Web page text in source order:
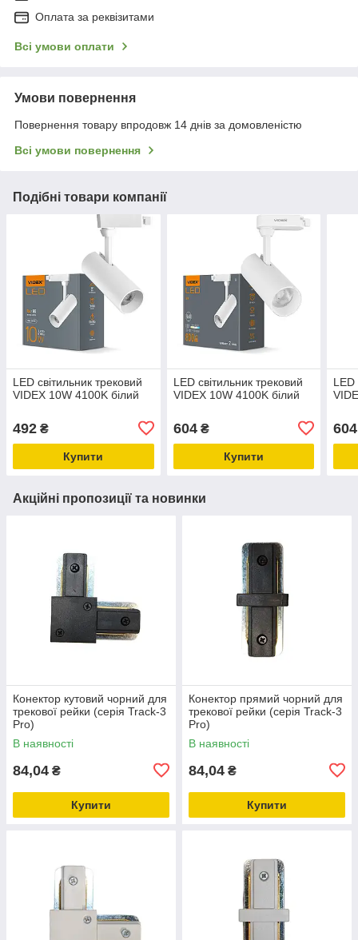
Оплата за реквізитами
Всі умови оплати
Умови повернення
Повернення товару впродовж 14 днів за домовленістю
Всі умови повернення
Подібні товари компанії
LED світильник трековий
VIDEX 10W 4100K білий
492 ₴
Купити
LED світильник трековий
VIDEX 10W 4100K білий
604₴
Купити
LED
604
Акційні пропозиції та новинки
Конектор кутовий чорний для
трекової рейки (серія Track-3
Pro)
В наявності
84,04 ₴
Купити
Конектор прямий чорний для
трекової рейки (серія Track-3
Pro)
В наявності
84,04 ₴
Купити